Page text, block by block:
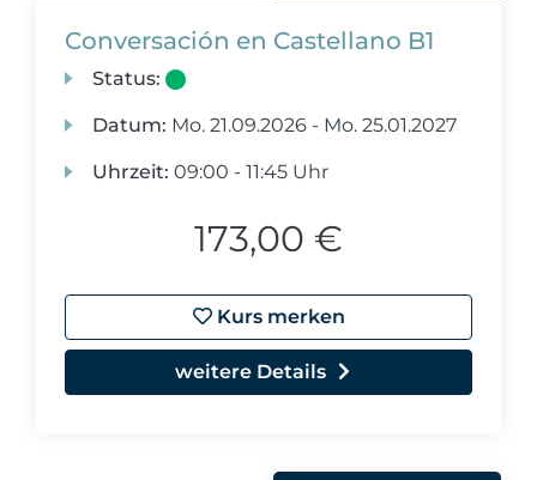
Conversación en Castellano B1
Status:
Datum: Mo. 21.09.2026 - Mo. 25.01.2027
Uhrzeit: 09:00 - 11:45 Uhr
173,00 €
Kurs merken
weitere Details